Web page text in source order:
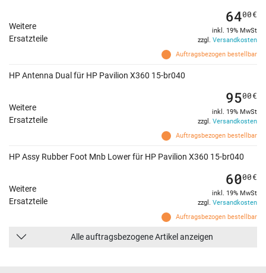
Weitere
Ersatzteile
Auftragsbezogen bestellbar
6400€
inkl. 19% MwSt
zzgl. Versandkosten
HP Antenna Dual für HP Pavilion X360 15-br040
Weitere
Ersatzteile
Auftragsbezogen bestellbar
9500€
inkl. 19% MwSt
zzgl. Versandkosten
HP Assy Rubber Foot Mnb Lower für HP Pavilion X360 15-br040
Weitere
Ersatzteile
Auftragsbezogen bestellbar
6000€
inkl. 19% MwSt
zzgl. Versandkosten
Alle auftragsbezogene Artikel anzeigen